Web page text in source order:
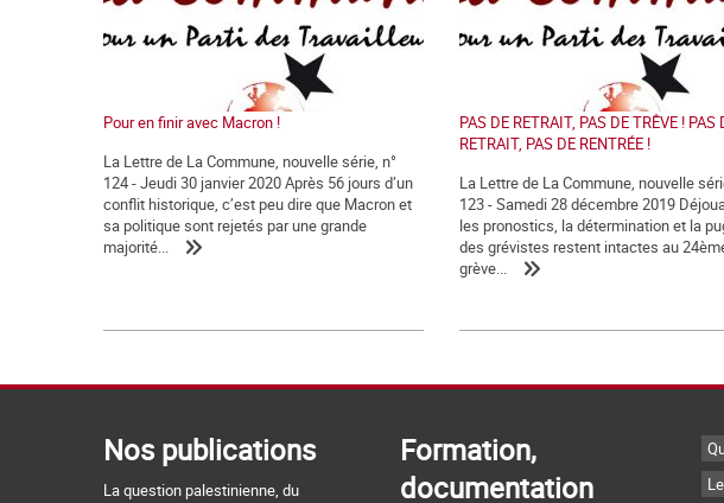
Pour en finir avec Macron !
La Lettre de La Commune, nouvelle série, n°
124 - Jeudi 30 janvier 2020 Après 56 jours d’un
conflit historique, c’est peu dire que Macron et
sa politique sont rejetés par une grande
majorité...
PAS DE RETRAIT, PAS DE TRÊVE ! PAS
RETRAIT, PAS DE RENTRÉE !
La Lettre de La Commune, nouvelle
123 - Samedi 28 décembre 2019
les pronostics, la détermination et la
des grévistes restent intactes au
grève...
Nos publications
La question palestinienne, du
Formation,
documentation